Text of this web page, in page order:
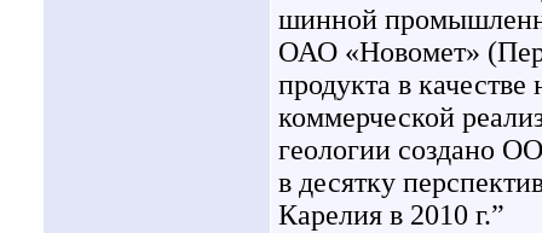
шинной
ОАО «Новомет»
продукта в
коммерческой
геологии создано
в десятку
Карелия в 2010 г.”